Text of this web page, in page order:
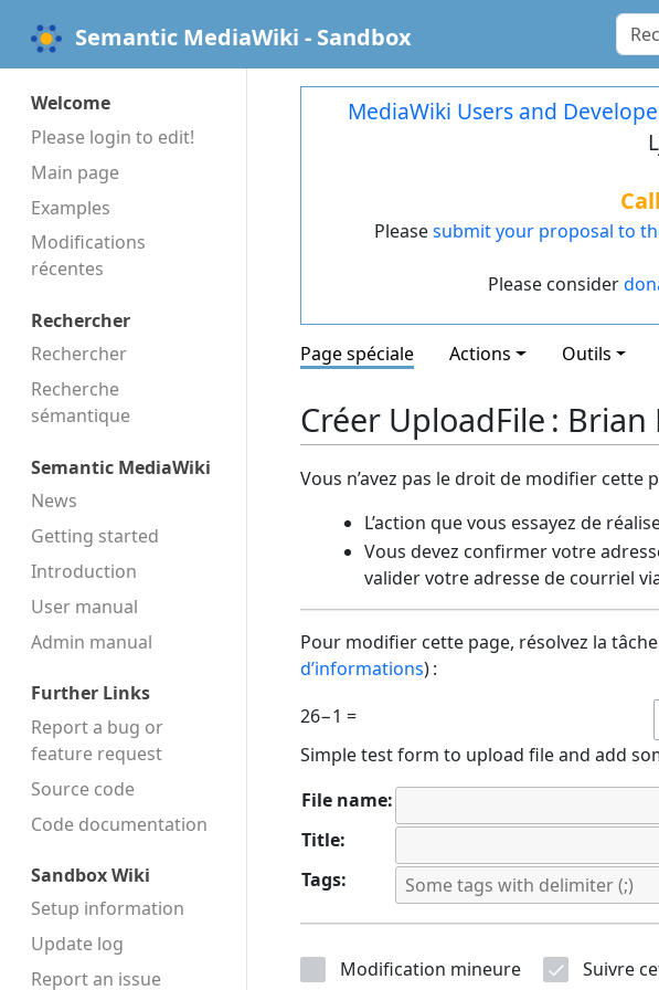
Semantic MediaWiki - Sandbox
Welcome
Please login to edit!
Main page
Examples
Modifications
récentes
Rechercher
Rechercher
Recherche
sémantique
Semantic MediaWiki
News
Getting started
Introduction
User manual
Admin manual
Further Links
Report a bug or
feature request
Source code
Code docu­mentation
Sandbox Wiki
Setup information
Update log
Report an issue
MediaWiki Users and
Pleasesubmit your proposal to
Please consider
Page spéciale Actions Outils
Créer UploadFile : Brian
Vous n’avez pas le droit de modifier cette
L’action que vous essayez de
Vous devez confirmer votre
valider votre adresse de courriel
Pour modifier cette page, résolvez la
d’informations) :
26−1 =
Simple test form to upload file and add
File name:
Title:
Tags:
Modification mineure Suivre